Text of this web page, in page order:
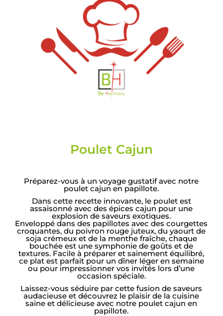
Poulet Cajun
Préparez-vous à un voyage gustatif avec notre
poulet cajun en papillote.
Dans cette recette innovante, le poulet est
assaisonné avec des épices cajun pour une
explosion de saveurs exotiques.
Enveloppé dans des papillotes avec des courgettes
croquantes, du poivron rouge juteux, du yaourt de
soja crémeux et de la menthe fraîche, chaque
bouchée est une symphonie de goûts et de
textures. Facile à préparer et sainement équilibré,
ce plat est parfait pour un dîner léger en semaine
ou pour impressionner vos invités lors d’une
occasion spéciale.
Laissez-vous séduire par cette fusion de saveurs
audacieuse et découvrez le plaisir de la cuisine
saine et délicieuse avec notre poulet cajun en
papillote.